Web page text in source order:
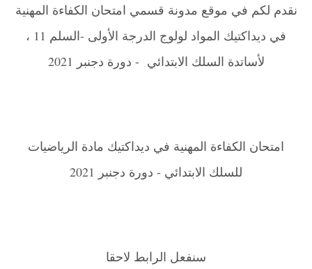
نقدم لكم في موقع مدونة قسمي امتحان الكفاءة المهنية
في ديداكتيك المواد لولوج الدرجة الأولى -السلم 11 ،
لأساتدة السلك الابتدائي - دورة دجنبر 2021
امتحان الكفاءة المهنية في ديداكتيك مادة الرياضيات
للسلك الابتدائي - دورة دجنبر 2021
سنفعل الرابط لاحقا